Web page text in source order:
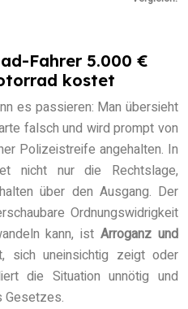
Fahrer 5.000 €
kostet
es passieren: Man übersieht
falsch und wird prompt von
Polizeistreife angehalten. In
nicht nur die Rechtslage,
über den Ausgang. Der
Ordnungswidrigkeit
kann, istArroganz und
sich uneinsichtig zeigt oder
die Situation unnötig und
Gesetzes.